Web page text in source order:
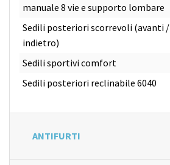
manuale 8 vie e supporto lombare
Sedili posteriori scorrevoli (avanti /
indietro)
Sedili sportivi comfort
Sedili posteriori reclinabile 6040
ANTIFURTI